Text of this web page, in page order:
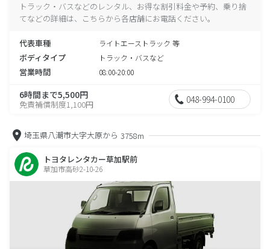
トラック・バスなどのレンタル、お得な割引料金や予約、乗り捨
てなどの詳細は、こちらから各店舗にお電話ください。
代表車種 ライトエーストラック 等
ボディタイプ トラック・バスなど
営業時間 08:00-20:00
6時間まで5,500円
免責補償制度1,100円 048-994-0100
埼玉県八潮市大字大原から 3758m
トヨタレンタカー草加駅前
草加市高砂2-10-26